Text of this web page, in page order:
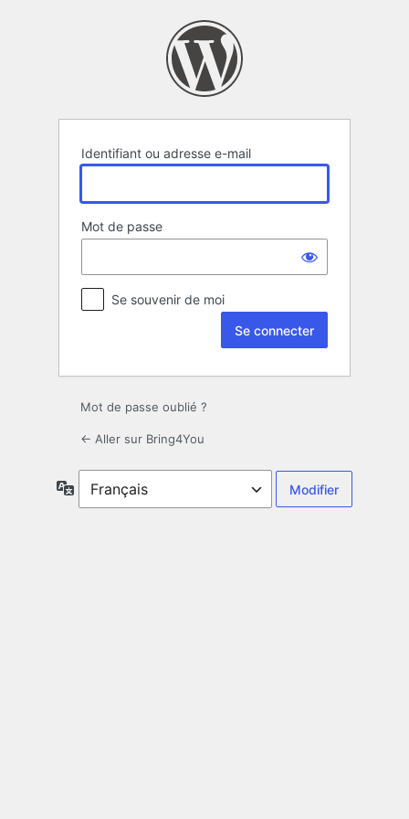
Identifiant ou adresse e-mail
Mot de passe
Se souvenir de moi
Mot de passe oublié ?
← Aller sur Bring4You
Langue